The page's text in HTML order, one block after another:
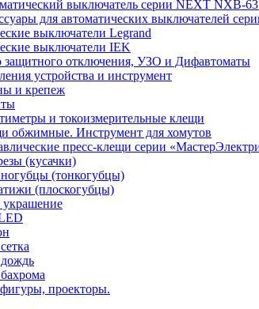
выключатель серии NEXT NXB-
для автоматических выключателей
выключатели Legrand
выключатели IEK
защитного отключения, УЗО и Дифавтоматы
устройства и инструмент
и крепеж
и токоизмерительные клещи
обжимные. Инструмент для хомутов
пресс-клещи серии
(кусачки)
(тонкогубцы)
(плоскогубцы)
проекторы.